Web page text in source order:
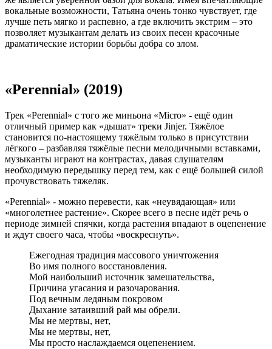
вокальные возможности, Татьяна очень тонко чувствует, где
лучше петь мягко и распевно, а где включить экстрим – это
позволяет музыкантам делать из своих песен красочные
драматические истории борьбы добра со злом.
«Perennial» (2019)
Трек «Perennial» с того же миньона «Micro» - ещё один
отличный пример как «дышат» треки Jinjer. Тяжёлое
становится по-настоящему тяжёлым только в присутствии
лёгкого – разбавляя тяжёлые песни мелодичными вставками,
музыканты играют на контрастах, давая слушателям
необходимую передышку перед тем, как с ещё большей силой
прочувствовать тяжеляк.
«Perennial» - можно перевести, как «неувядающая» или
«многолетнее растение». Скорее всего в песне идёт речь о
периоде зимней спячки, когда растения впадают в оцепенение
и ждут своего часа, чтобы «воскреснуть».
Ежегодная традиция массового уничтожения
Во имя полного восстановления.
Мой наибольший источник замешательства,
Причина угасания и разочарования.
Под вечным ледяным покровом
Дыхание затаивший рай мы обрели.
Мы не мертвы, нет,
Мы не мертвы, нет,
Мы просто наслаждаемся оцепенением.